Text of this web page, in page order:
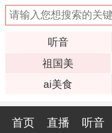
听音
祖国美
ai美食
首页 直播 听音